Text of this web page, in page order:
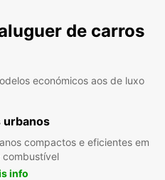
de carros
económicos aos de luxo
urbanos
compactos e eficientes em
info